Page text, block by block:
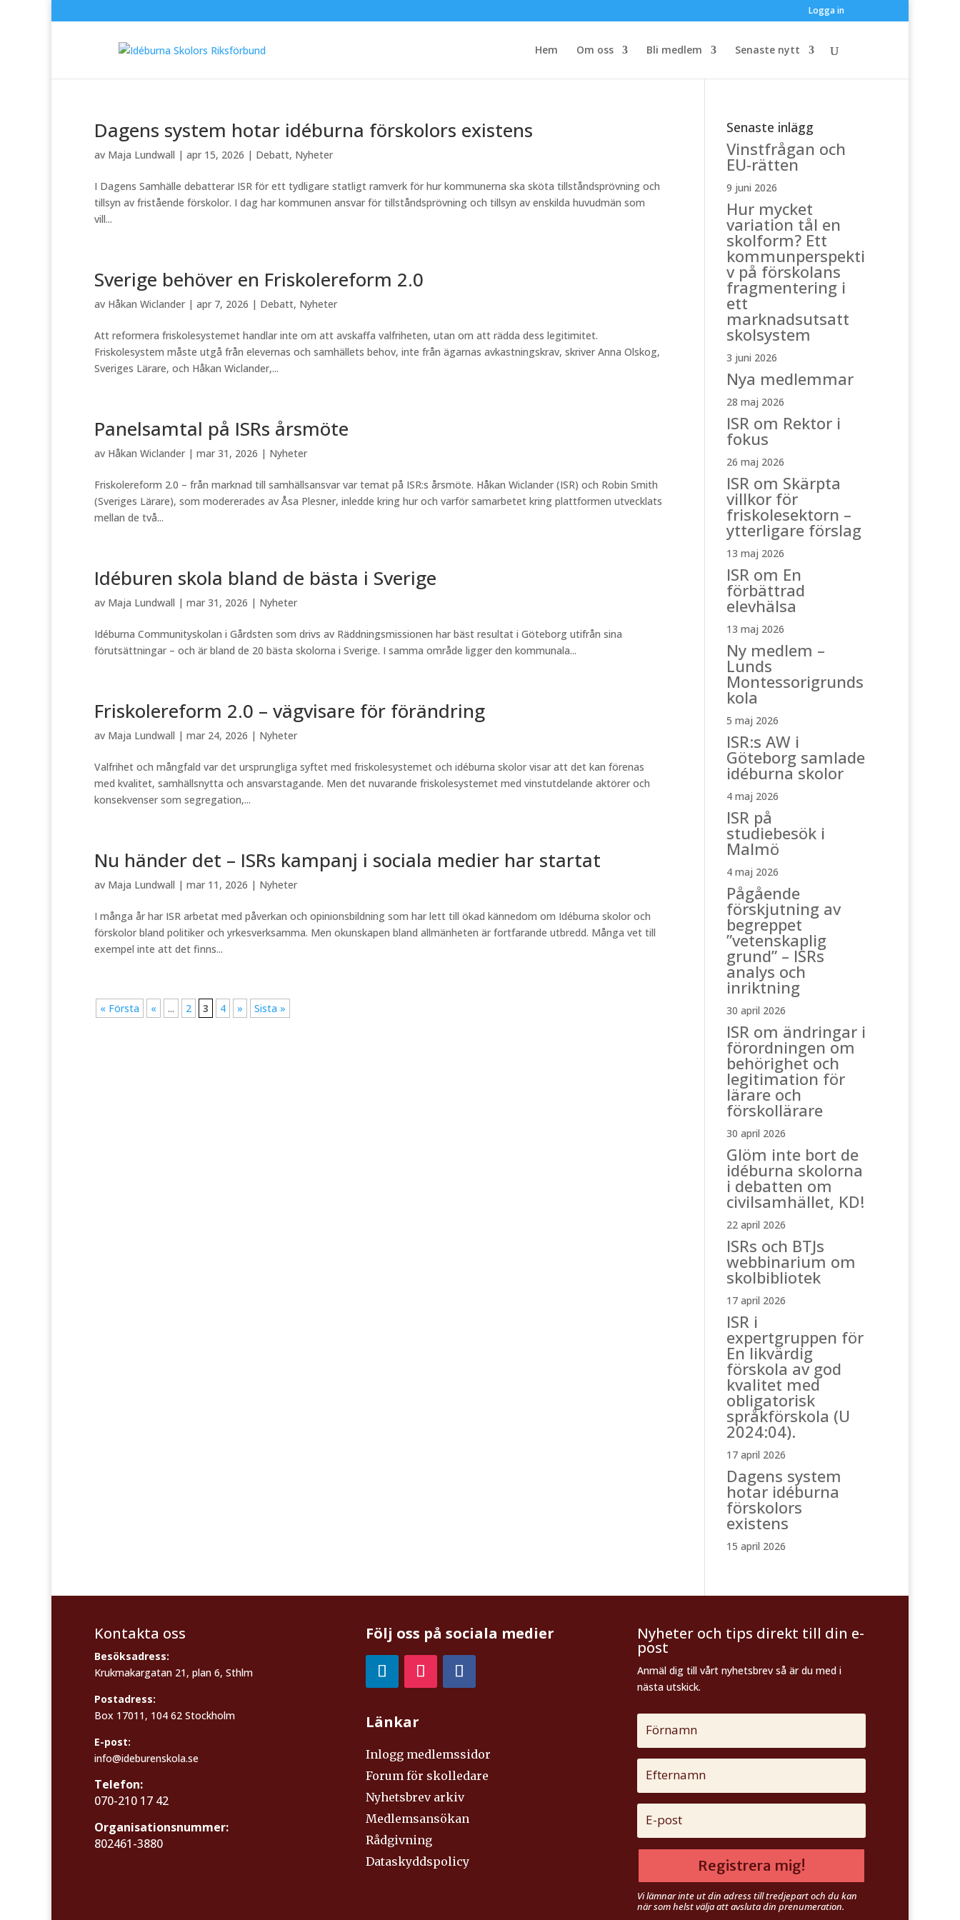
Logga in
Hem Om oss Bli medlem Senaste nytt
Dagens system hotar idéburna förskolors existens
av Maja Lundwall | apr 15, 2026 | Debatt, Nyheter
I Dagens Samhälle debatterar ISR för ett tydligare statligt ramverk för hur kommunerna ska sköta tillståndsprövning och
tillsyn av fristående förskolor. I dag har kommunen ansvar för tillståndsprövning och tillsyn av enskilda huvudmän som
vill...
Sverige behöver en Friskolereform 2.0
av Håkan Wiclander | apr 7, 2026 | Debatt, Nyheter
Att reformera friskolesystemet handlar inte om att avskaffa valfriheten, utan om att rädda dess legitimitet.
Friskolesystem måste utgå från elevernas och samhällets behov, inte från ägarnas avkastningskrav, skriver Anna Olskog,
Sveriges Lärare, och Håkan Wiclander,...
Panelsamtal på ISRs årsmöte
av Håkan Wiclander | mar 31, 2026 | Nyheter
Friskolereform 2.0 – från marknad till samhällsansvar var temat på ISR:s årsmöte. Håkan Wiclander (ISR) och Robin Smith
(Sveriges Lärare), som modererades av Åsa Plesner, inledde kring hur och varför samarbetet kring plattformen utvecklats
mellan de två...
Idéburen skola bland de bästa i Sverige
av Maja Lundwall | mar 31, 2026 | Nyheter
Idéburna Communityskolan i Gårdsten som drivs av Räddningsmissionen har bäst resultat i Göteborg utifrån sina
förutsättningar – och är bland de 20 bästa skolorna i Sverige. I samma område ligger den kommunala...
Friskolereform 2.0 – vägvisare för förändring
av Maja Lundwall | mar 24, 2026 | Nyheter
Valfrihet och mångfald var det ursprungliga syftet med friskolesystemet och idéburna skolor visar att det kan förenas
med kvalitet, samhällsnytta och ansvarstagande. Men det nuvarande friskolesystemet med vinstutdelande aktörer och
konsekvenser som segregation,...
Nu händer det – ISRs kampanj i sociala medier har startat
av Maja Lundwall | mar 11, 2026 | Nyheter
I många år har ISR arbetat med påverkan och opinionsbildning som har lett till ökad kännedom om Idéburna skolor och
förskolor bland politiker och yrkesverksamma. Men okunskapen bland allmänheten är fortfarande utbredd. Många vet till
exempel inte att det finns...
« Första « ... 2 3 4 » Sista »
Senaste inlägg
Vinstfrågan och
EU-rätten
9 juni 2026
Hur mycket
variation tål en
skolform? Ett
kommunperspekti
v på förskolans
fragmentering i
ett
marknadsutsatt
skolsystem
3 juni 2026
Nya medlemmar
28 maj 2026
ISR om Rektor i
fokus
26 maj 2026
ISR om Skärpta
villkor för
friskolesektorn –
ytterligare förslag
13 maj 2026
ISR om En
förbättrad
elevhälsa
13 maj 2026
Ny medlem –
Lunds
Montessorigrunds
kola
5 maj 2026
ISR:s AW i
Göteborg samlade
idéburna skolor
4 maj 2026
ISR på
studiebesök i
Malmö
4 maj 2026
Pågående
förskjutning av
begreppet
”vetenskaplig
grund” – ISRs
analys och
inriktning
30 april 2026
ISR om ändringar i
förordningen om
behörighet och
legitimation för
lärare och
förskollärare
30 april 2026
Glöm inte bort de
idéburna skolorna
i debatten om
civilsamhället, KD!
22 april 2026
ISRs och BTJs
webbinarium om
skolbibliotek
17 april 2026
ISR i
expertgruppen för
En likvärdig
förskola av god
kvalitet med
obligatorisk
språkförskola (U
2024:04).
17 april 2026
Dagens system
hotar idéburna
förskolors
existens
15 april 2026
Kontakta oss
Besöksadress:
Krukmakargatan 21, plan 6, Sthlm
Postadress:
Box 17011, 104 62 Stockholm
E-post:
info@ideburenskola.se
Telefon:
070-210 17 42
Organisationsnummer:
802461-3880
Följ oss på sociala medier
Länkar
Inlogg medlemssidor
Forum för skolledare
Nyhetsbrev arkiv
Medlemsansökan
Rådgivning
Dataskyddspolicy
Nyheter och tips direkt till din e-
post
Anmäl dig till vårt nyhetsbrev så är du med i
nästa utskick.
Registrera mig!
Vi lämnar inte ut din adress till tredjepart och du kan
när som helst välja att avsluta din prenumeration.